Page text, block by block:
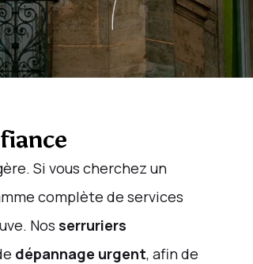
Si vous cherchez un
complète de services
Nos serruriers
dépannage urgent, afin de